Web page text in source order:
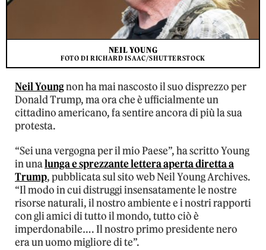
NEIL YOUNG
FOTO DI RICHARD ISAAC/SHUTTERSTOCK
Neil Youngnon ha mai nascosto il suo disprezzo per
Donald Trump, ma ora che è ufficialmente un
cittadino americano, fa sentire ancora di più la sua
protesta.
“Sei una vergogna per il mio Paese”, ha scritto Young
in unalunga e sprezzante lettera aperta diretta a
Trump, pubblicata sul sito web Neil Young Archives.
“Il modo in cui distruggi insensatamente le nostre
risorse naturali, il nostro ambiente e i nostri rapporti
con gli amici di tutto il mondo, tutto ciò è
imperdonabile…. Il nostro primo presidente nero
era un uomo migliore di te”.